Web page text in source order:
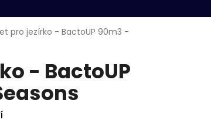
pro jezírko - BactoUP 90m3 -
- BactoUP